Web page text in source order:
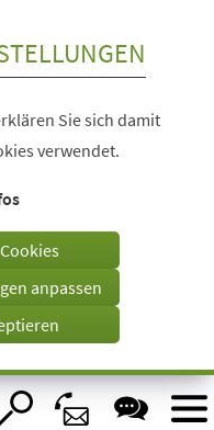
Sie sich damit
verwendet.
anpassen